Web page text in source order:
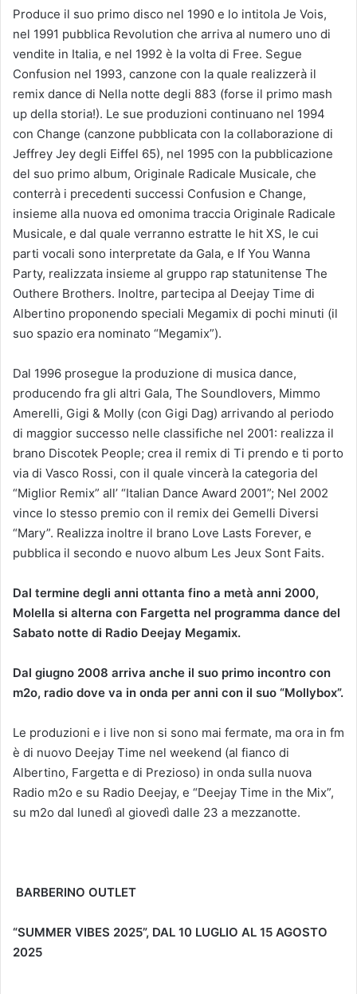
Produce il suo primo disco nel 1990 e lo intitola Je Vois,
nel 1991 pubblica Revolution che arriva al numero uno di
vendite in Italia, e nel 1992 è la volta di Free. Segue
Confusion nel 1993, canzone con la quale realizzerà il
remix dance di Nella notte degli 883 (forse il primo mash
up della storia!). Le sue produzioni continuano nel 1994
con Change (canzone pubblicata con la collaborazione di
Jeffrey Jey degli Eiffel 65), nel 1995 con la pubblicazione
del suo primo album, Originale Radicale Musicale, che
conterrà i precedenti successi Confusion e Change,
insieme alla nuova ed omonima traccia Originale Radicale
Musicale, e dal quale verranno estratte le hit XS, le cui
parti vocali sono interpretate da Gala, e If You Wanna
Party, realizzata insieme al gruppo rap statunitense The
Outhere Brothers. Inoltre, partecipa al Deejay Time di
Albertino proponendo speciali Megamix di pochi minuti (il
suo spazio era nominato “Megamix”).
Dal 1996 prosegue la produzione di musica dance,
producendo fra gli altri Gala, The Soundlovers, Mimmo
Amerelli, Gigi & Molly (con Gigi Dag) arrivando al periodo
di maggior successo nelle classifiche nel 2001: realizza il
brano Discotek People; crea il remix di Ti prendo e ti porto
via di Vasco Rossi, con il quale vincerà la categoria del
“Miglior Remix” all’ “Italian Dance Award 2001”; Nel 2002
vince lo stesso premio con il remix dei Gemelli Diversi
“Mary”. Realizza inoltre il brano Love Lasts Forever, e
pubblica il secondo e nuovo album Les Jeux Sont Faits.
Dal termine degli anni ottanta fino a metà anni 2000,
Molella si alterna con Fargetta nel programma dance del
Sabato notte di Radio Deejay Megamix.
Dal giugno 2008 arriva anche il suo primo incontro con
m2o, radio dove va in onda per anni con il suo “Mollybox”.
Le produzioni e i live non si sono mai fermate, ma ora in fm
è di nuovo Deejay Time nel weekend (al fianco di
Albertino, Fargetta e di Prezioso) in onda sulla nuova
Radio m2o e su Radio Deejay, e “Deejay Time in the Mix”,
su m2o dal lunedì al giovedì dalle 23 a mezzanotte.
BARBERINO OUTLET
“SUMMER VIBES 2025”, DAL 10 LUGLIO AL 15 AGOSTO
2025